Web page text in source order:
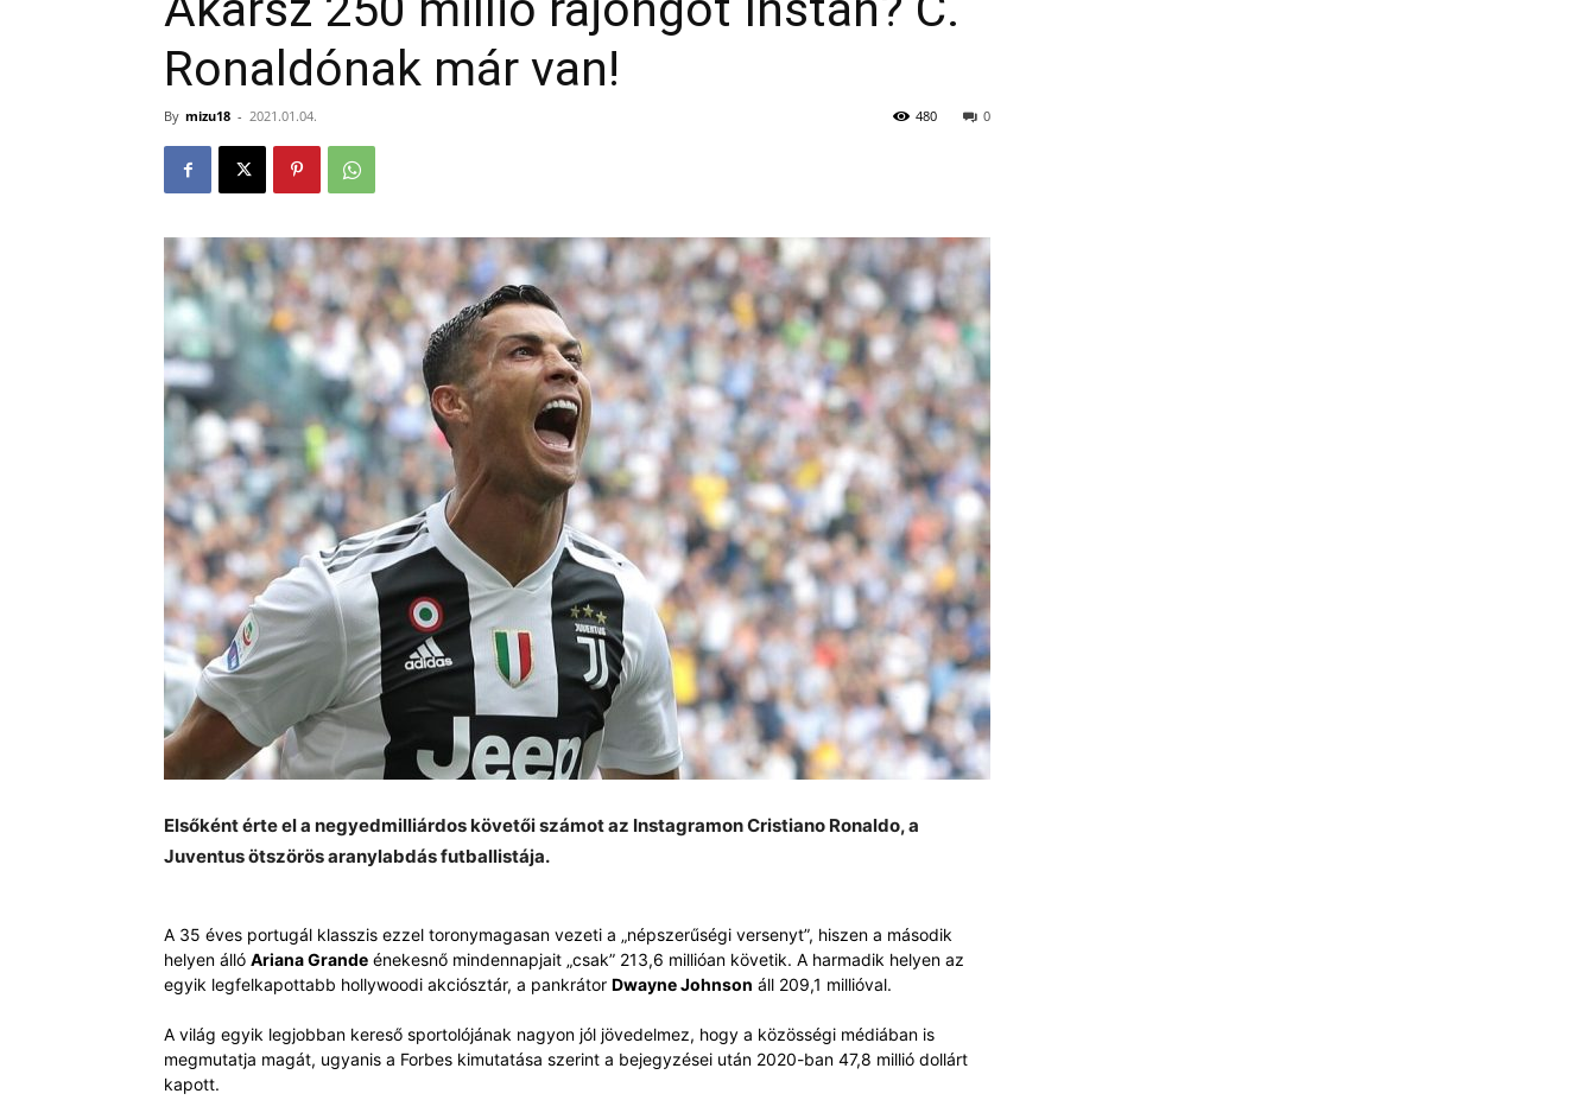
Ronaldónak már van!
By mizu18 - 2021.01.04. 0
480
Elsőként érte el a negyedmilliárdos követői számot az Instagramon Cristiano Ronaldo, a
Juventus ötszörös aranylabdás futballistája.
A 35 éves portugál klasszis ezzel toronymagasan vezeti a „népszerűségi versenyt”, hiszen a második
helyen álló Ariana Grande énekesnő mindennapjait „csak” 213,6 millióan követik. A harmadik helyen az
egyik legfelkapottabb hollywoodi akciósztár, a pankrátor Dwayne Johnson áll 209,1 millióval.
A világ egyik legjobban kereső sportolójának nagyon jól jövedelmez, hogy a közösségi médiában is
megmutatja magát, ugyanis a Forbes kimutatása szerint a bejegyzései után 2020-ban 47,8 millió dollárt
kapott.